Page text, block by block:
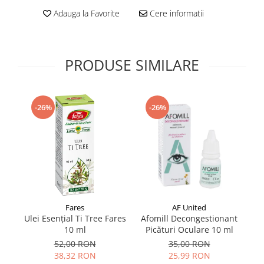
Supliment Vitamina D3
Tincturi si Gemoderivate
Vitamine si minerale
Adauga la Favorite Cere informatii
PRODUSE SIMILARE
-26%
Fares
Ulei Esențial Ti Tree Fares
10 ml
52,00 RON
38,32 RON
-26%
AF United
Afomill Decongestionant
Picături Oculare 10 ml
35,00 RON
25,99 RON